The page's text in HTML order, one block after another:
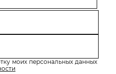
моих персональных данных